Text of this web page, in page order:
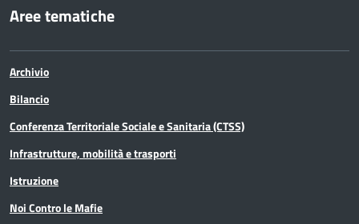
Aree tematiche
Archivio
Bilancio
Conferenza Territoriale Sociale e Sanitaria (CTSS)
Infrastrutture, mobilità e trasporti
Istruzione
Noi Contro le Mafie